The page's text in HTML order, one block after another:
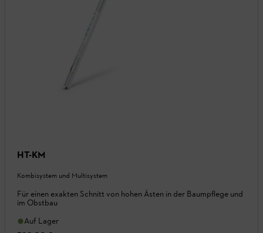
HT-KM
Kombisystem und Multisystem
Für einen exakten Schnitt von hohen Ästen in der Baumpflege und
im Obstbau
Auf Lager